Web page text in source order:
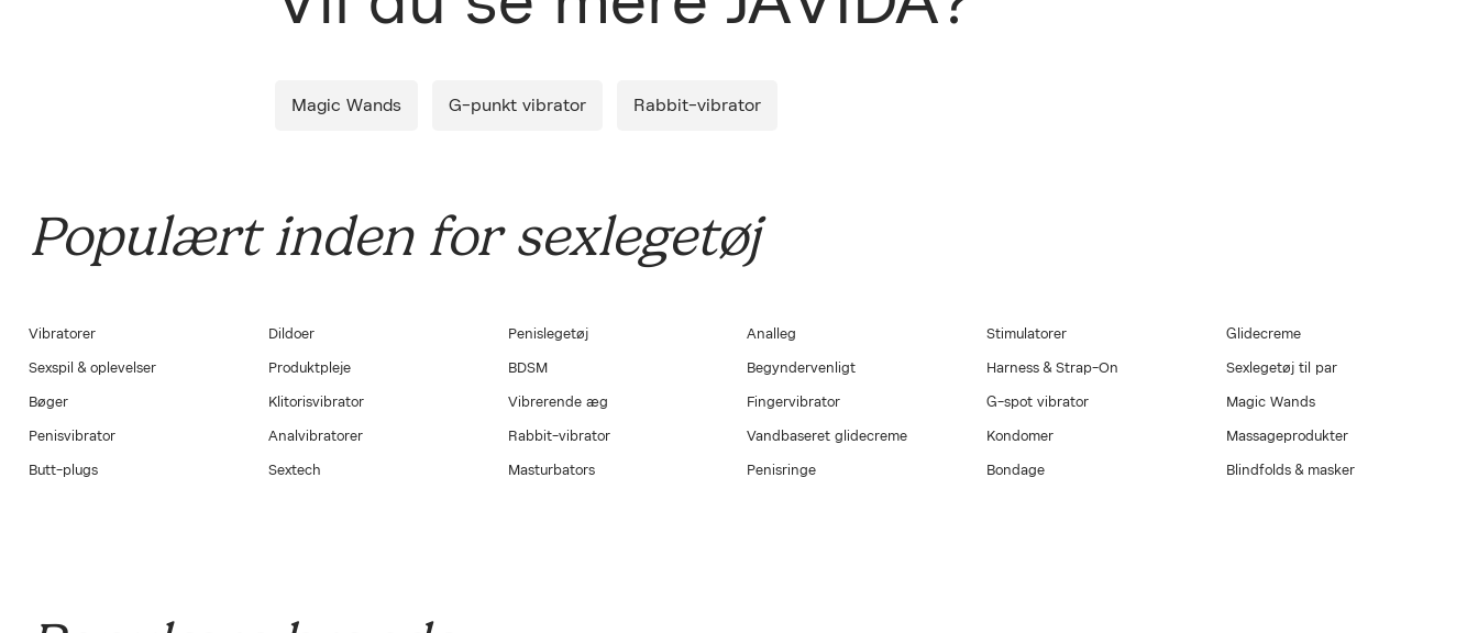
varelager. Maks. 1 stk. per ordre.
Magic Wands G-punkt vibrator Rabbit-vibrator
Populært inden for sexlegetøj
Vibratorer Dildoer Penislegetøj Analleg Stimulatorer Glidecreme
Sexspil & oplevelser Produktpleje BDSM Begyndervenligt Harness & Strap-On Sexlegetøj til par
Bøger Klitorisvibrator Vibrerende æg Fingervibrator G-spot vibrator Magic Wands
Penisvibrator Analvibratorer Rabbit-vibrator Vandbaseret glidecreme Kondomer Massageprodukter
Butt-plugs Sextech Masturbators Penisringe Bondage Blindfolds & masker